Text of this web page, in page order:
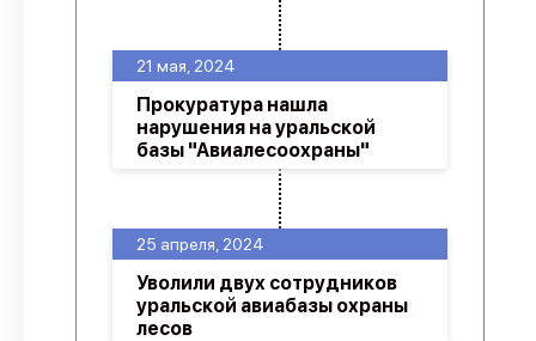
25 апреля, 2024
Уволили двух сотрудников
уральской авиабазы охраны
лесов
21 мая, 2024
Прокуратура нашла
нарушения на уральской
базы "Авиалесоохраны"